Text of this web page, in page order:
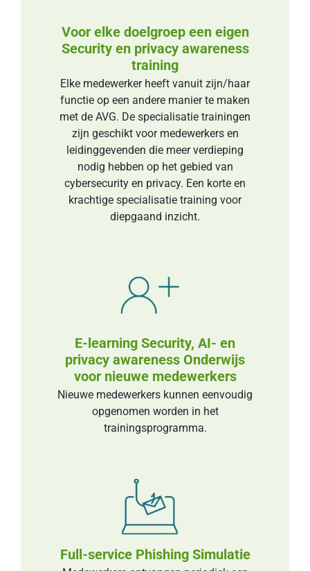
Voor elke doelgroep een eigen
Security en privacy awareness
training
Elke medewerker heeft vanuit zijn/haar
functie op een andere manier te maken
met de AVG. De specialisatie trainingen
zijn geschikt voor medewerkers en
leidinggevenden die meer verdieping
nodig hebben op het gebied van
cybersecurity en privacy. Een korte en
krachtige specialisatie training voor
diepgaand inzicht.
E-learning Security, AI- en
privacy awareness Onderwijs
voor nieuwe medewerkers
Nieuwe medewerkers kunnen eenvoudig
opgenomen worden in het
trainingsprogramma.
Full-service Phishing Simulatie